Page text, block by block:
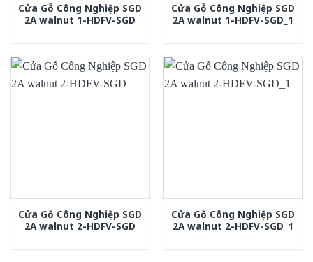
Cửa Gỗ Công Nghiệp SGD
2A walnut 1-HDFV-SGD
Cửa Gỗ Công Nghiệp SGD
2A walnut 1-HDFV-SGD_1
Cửa Gỗ Công Nghiệp SGD
2A walnut 2-HDFV-SGD
Cửa Gỗ Công Nghiệp SGD
2A walnut 2-HDFV-SGD_1